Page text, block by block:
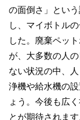
の面倒さ」とい
し、マイボトル
した。廃棄ペッ
が、大多数の人
ない状況の中、
浄機や給水機の
ょう。今後も広
とが期待されます